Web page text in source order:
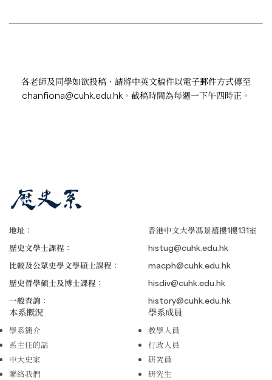
各老師及同學如欲投稿，請將中英文稿件以電子郵件方式傳至
chanfiona@cuhk.edu.hk 。截稿時間為每週一下午四時正。
地址：
香港中文大學馮景禧樓1樓131室
歷史文學士課程：
histug@cuhk.edu.hk
比較及公眾史學文學碩士課程：
macph@cuhk.edu.hk
歷史哲學碩士及博士課程：
hisdiv@cuhk.edu.hk
一般查詢：
history@cuhk.edu.hk
本系概況
學系簡介
系主任的話
中大史家
聯絡我們
學系成員
教學人員
行政人員
研究員
研究生